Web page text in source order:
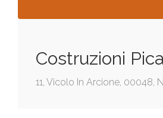
Costruzioni
11, Vicolo In Arcione, 00048,